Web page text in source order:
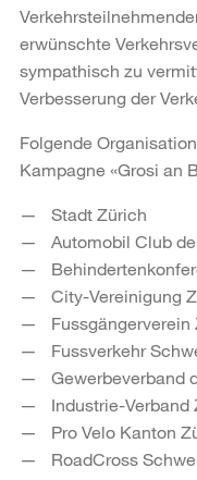
erwünschte
sympathisch zu
Verbesserung der
Folgende
Kampagne «Grosi an
Stadt Zürich
Automobil Club
City-Vereinigung
Fussgängerverein
Fussverkehr
Gewerbeverband
Industrie-Verband
Pro Velo Kanton
RoadCross